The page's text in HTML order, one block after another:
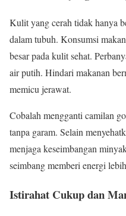
Kulit yang cerah tidak hanya
dalam tubuh. Konsumsi
besar pada kulit sehat.
air putih. Hindari makanan
memicu jerawat.
Cobalah mengganti camilan
tanpa garam. Selain
menjaga keseimbangan
seimbang memberi energi
Istirahat Cukup dan